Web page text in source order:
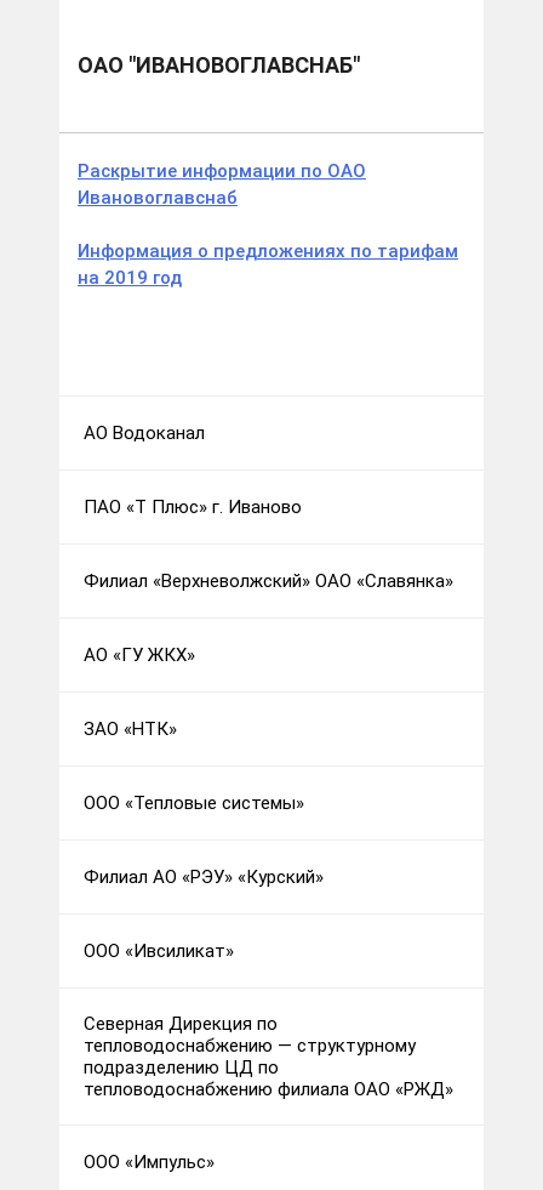
ОАО "ИВАНОВОГЛАВСНАБ"
Раскрытие информации по ОАО
Ивановоглавснаб
Информация о предложениях по тарифам
на 2019 год
АО Водоканал
ПАО «Т Плюс» г. Иваново
Филиал «Верхневолжский» ОАО «Славянка»
АО «ГУ ЖКХ»
ЗАО «НТК»
ООО «Тепловые системы»
Филиал АО «РЭУ» «Курский»
ООО «Ивсиликат»
Северная Дирекция по
тепловодоснабжению — структурному
подразделению ЦД по
тепловодоснабжению филиала ОАО «РЖД»
ООО «Импульс»